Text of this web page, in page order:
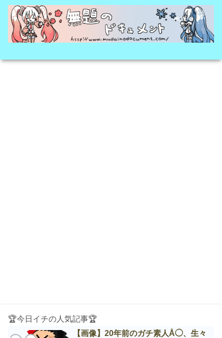
🏆今日イチの人気記事🏆
【画像】20年前のガチ素人Å◯、生々